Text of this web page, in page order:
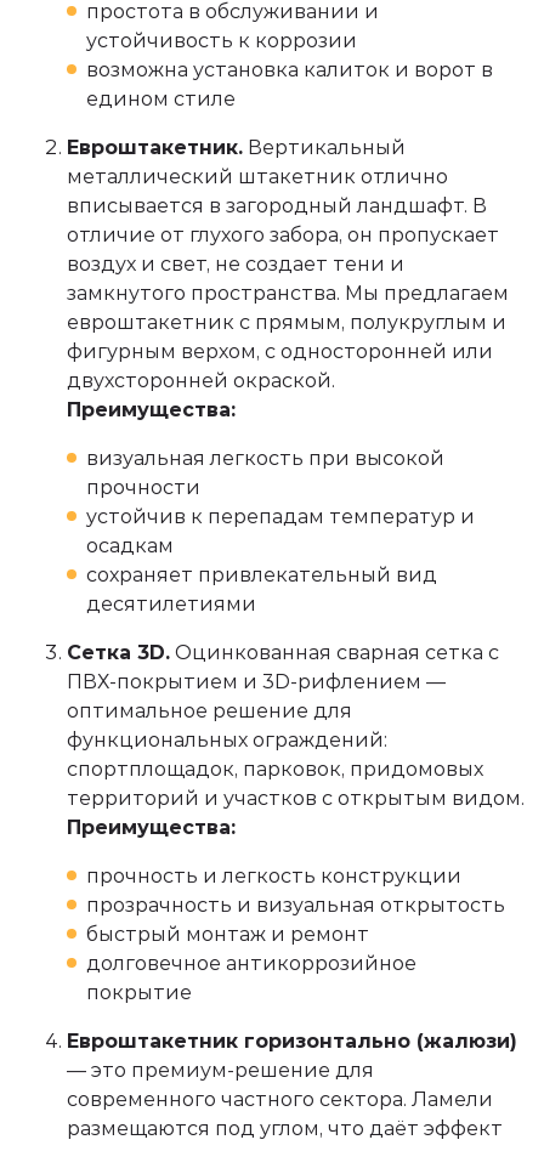
простота в обслуживании и
устойчивость к коррозии
возможна установка калиток и ворот в
едином стиле
Евроштакетник. Вертикальный
металлический штакетник отлично
вписывается в загородный ландшафт. В
отличие от глухого забора, он пропускает
воздух и свет, не создает тени и
замкнутого пространства. Мы предлагаем
евроштакетник с прямым, полукруглым и
фигурным верхом, с односторонней или
двухсторонней окраской.
Преимущества:
визуальная легкость при высокой
прочности
устойчив к перепадам температур и
осадкам
сохраняет привлекательный вид
десятилетиями
Сетка 3D. Оцинкованная сварная сетка с
ПВХ-покрытием и 3D-рифлением —
оптимальное решение для
функциональных ограждений:
спортплощадок, парковок, придомовых
территорий и участков с открытым видом.
Преимущества:
прочность и легкость конструкции
прозрачность и визуальная открытость
быстрый монтаж и ремонт
долговечное антикоррозийное
покрытие
Евроштакетник горизонтально (жалюзи)
— это премиум-решение для
современного частного сектора. Ламели
размещаются под углом, что даёт эффект